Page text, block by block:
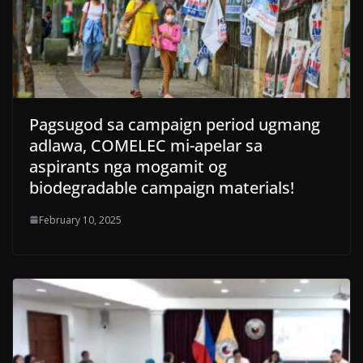
Pagsugod sa campaign period ugmang
adlawa, COMELEC mi-apelar sa
aspirants nga mogamit og
biodegradable campaign materials!
February 10, 2025